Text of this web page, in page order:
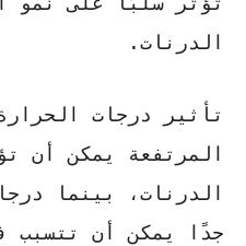
الدرنات.
تأثير درجات
المرتفعة يمكن أن
الدرنات، بينما
جدًا يمكن أن تتسبب